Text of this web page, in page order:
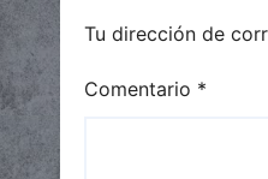
Tu dirección de
Comentario *